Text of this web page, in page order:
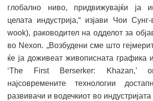
глобално ниво, придвижувајќи ја
целата индустрија,“ изјави Чои
wook), раководител на одделот за
во Nexon. „Возбудени сме што
ќе ја доживеат живописната графика
‘The First Berserker: Khazan,’
најсовремените технологии
развивачи и водечкиот во